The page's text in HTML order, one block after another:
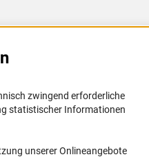
zwingend erforderliche
statistischer Informationen
unserer Onlineangebote